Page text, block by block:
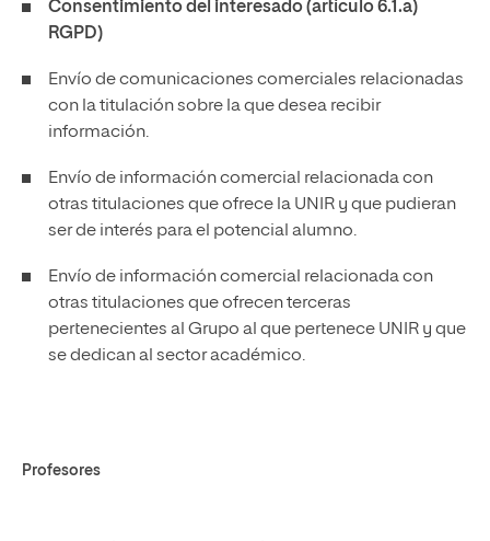
Consentimiento del interesado (artículo 6.1.a)
RGPD)
Envío de comunicaciones comerciales relacionadas
con la titulación sobre la que desea recibir
información.
Envío de información comercial relacionada con
otras titulaciones que ofrece la UNIR y que pudieran
ser de interés para el potencial alumno.
Envío de información comercial relacionada con
otras titulaciones que ofrecen terceras
pertenecientes al Grupo al que pertenece UNIR y que
se dedican al sector académico.
Profesores